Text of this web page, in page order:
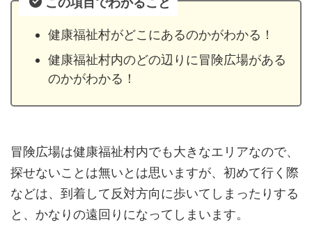
健康福祉村がどこにあるのかがわかる！
健康福祉村内のどの辺りに冒険広場がある
のかがわかる！
冒険広場は健康福祉村内でも大きなエリアなので、
探せないことは無いとは思いますが、初めて行く際
などは、到着して反対方向に歩いてしまったりする
と、かなりの遠回りになってしまいます。